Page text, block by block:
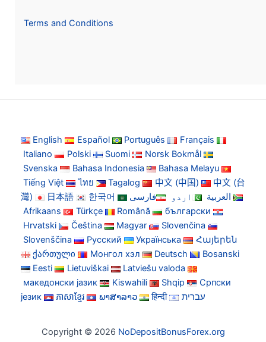
Terms and Conditions
English Español Português
Français
Italiano
Polski Suomi
Norsk Bokmål
Svenska
Bahasa Indonesia
Bahasa Melayu
Tiếng Việt
ไทย Tagalog 中文 (中国)
中文 (台
灣)
日本語 한국어 العربية اردو
فارسی
Afrikaans
Türkçe Română
български
Hrvatski
Čeština Magyar
Slovenčina
Slovenščina
Русский Українська
Հայերեն
ქართული
Монгол хэл Deutsch
Bosanski
Eesti
Lietuviškai
Latviešu valoda
македонски јазик
Kiswahili Shqip
Српски
језик
ភាសាខ្មែរ ພາສາລາວ हिन्दी עברית
Copyright © 2026 NoDepositBonusForex.org